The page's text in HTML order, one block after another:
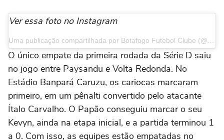
Ver essa foto no Instagram
Uma publicação compartilhada por Botafogo Futebol Clube (@botafogopb)
O único empate da primeira rodada da Série D saiu
no jogo entre Paysandu e Volta Redonda. No
Estádio Banpará Caruzu, os cariocas marcaram
primeiro, em um pênalti convertido pelo atacante
Ítalo Carvalho. O Papão conseguiu marcar o seu
Kevyn, ainda na etapa inicial, e a partida terminou 1
a 0. Com isso, as equipes estão empatadas no